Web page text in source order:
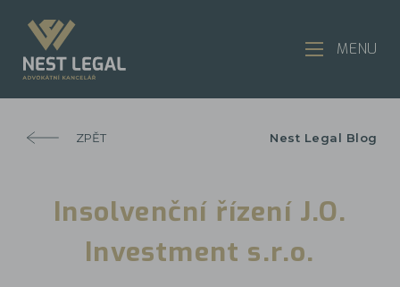
ZPĚT Nest Legal Blog
Insolvenční řízení J.O.
Investment s.r.o.
MENU